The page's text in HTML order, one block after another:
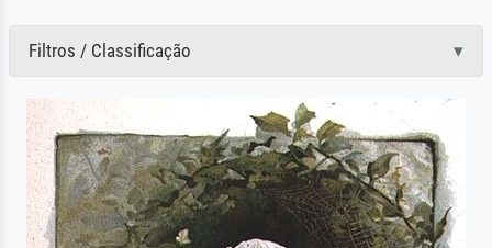
Filtros / Classificação